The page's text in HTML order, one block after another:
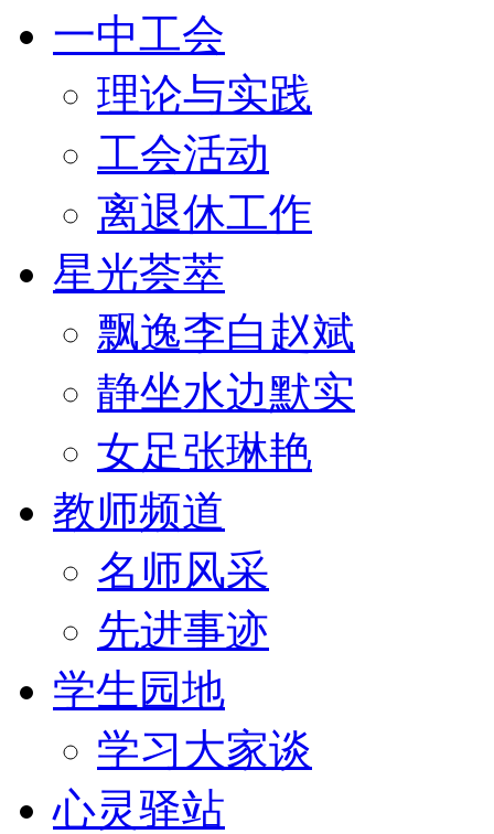
一中工会
理论与实践
工会活动
离退休工作
星光荟萃
飘逸李白赵斌
静坐水边默实
女足张琳艳
教师频道
名师风采
先进事迹
学生园地
学习大家谈
心灵驿站